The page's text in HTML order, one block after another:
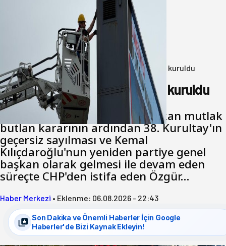
Büyükşehir Çevresel İzleme Ağını
Bandırma ile Güçlendirdi
05 Ağustos 2026
Anasayfa/Genel/ Yeni Parti Bandırma Teşkilatı kuruldu
Yeni Parti Bandırma Teşkilatı kuruldu
Cumhuriyet Halk Partisi için çıkan mutlak
butlan kararının ardından 38. Kurultay'ın
geçersiz sayılması ve Kemal
Kılıçdaroğlu'nun yeniden partiye genel
başkan olarak gelmesi ile devam eden
süreçte CHP'den istifa eden Özgür…
Haber Merkezi • Eklenme: 06.08.2026 - 22:43
Son Dakika ve Önemli Haberler İçin Google
Haberler'de Bizi Kaynak Ekleyin!